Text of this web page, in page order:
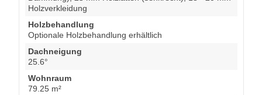
Holzverkleidung
Holzbehandlung
Optionale Holzbehandlung erhältlich
Dachneigung
25.6°
Wohnraum
79.25 m²